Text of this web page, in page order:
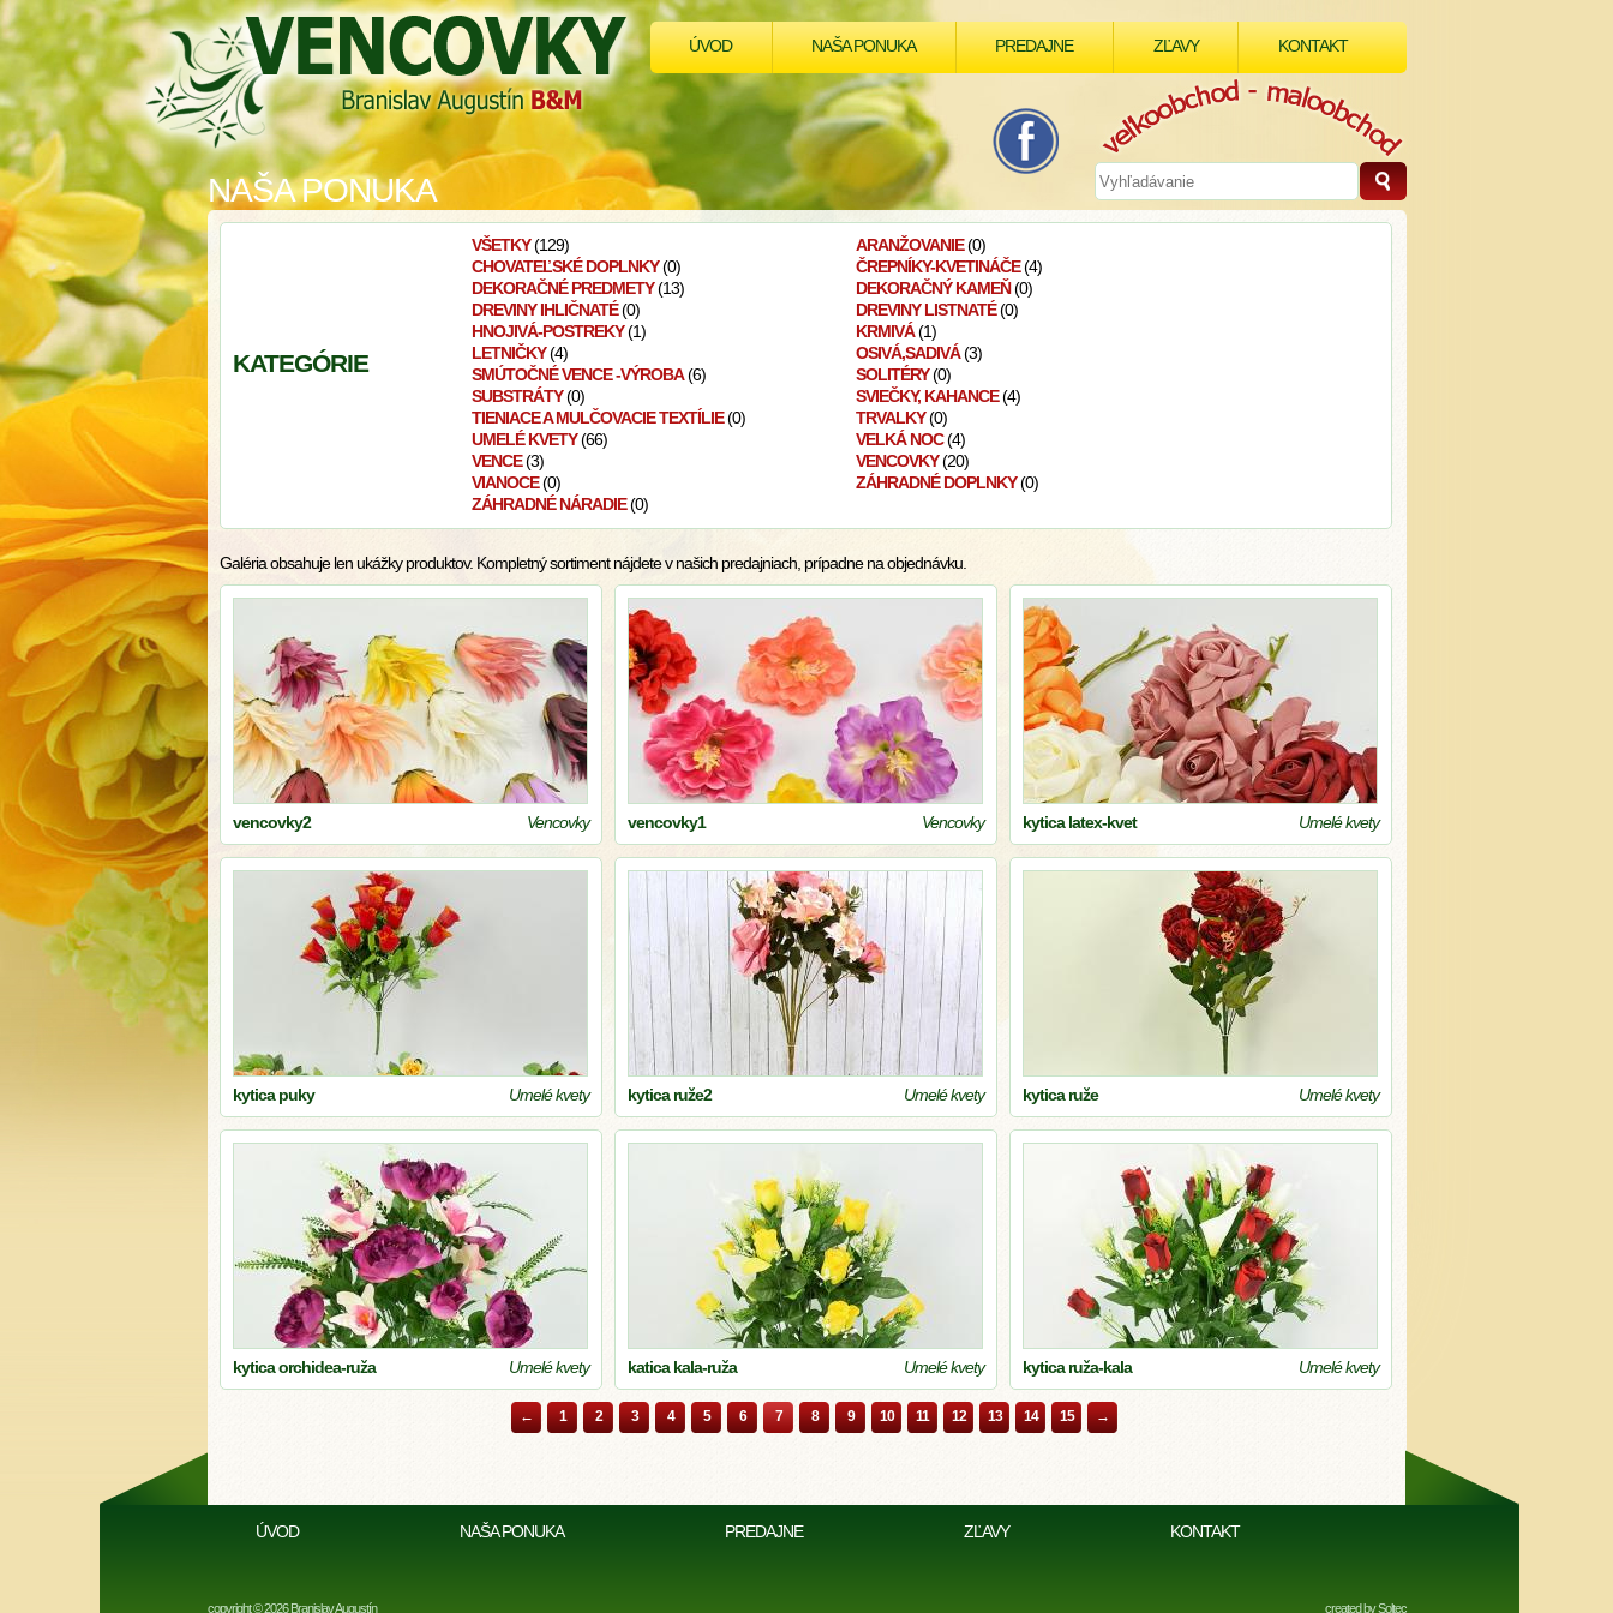
ÚVOD NAŠA PONUKA PREDAJNE ZĽAVY KONTAKT
NAŠA PONUKA
KATEGÓRIE
VŠETKY(129) ARANŽOVANIE(0)
CHOVATEĽSKÉ DOPLNKY(0) ČREPNÍKY-KVETINÁČE(4)
DEKORAČNÉ PREDMETY(13) DEKORAČNÝ KAMEŇ(0)
DREVINY IHLIČNATÉ(0) DREVINY LISTNATÉ(0)
HNOJIVÁ-POSTREKY(1) KRMIVÁ(1)
LETNIČKY(4) OSIVÁ,SADIVÁ(3)
SMÚTOČNÉ VENCE -VÝROBA(6) SOLITÉRY(0)
SUBSTRÁTY(0) SVIEČKY, KAHANCE(4)
TIENIACE A MULČOVACIE TEXTÍLIE(0) TRVALKY(0)
UMELÉ KVETY(66) VELKÁ NOC(4)
VENCE(3) VENCOVKY(20)
VIANOCE(0) ZÁHRADNÉ DOPLNKY(0)
ZÁHRADNÉ NÁRADIE(0)
Galéria obsahuje len ukážky produktov. Kompletný sortiment nájdete v našich predajniach, prípadne na objednávku.
vencovky2 Vencovky vencovky1 Vencovky kytica latex-kvet Umelé kvety
kytica puky Umelé kvety kytica ruže2 Umelé kvety kytica ruže Umelé kvety
kytica orchidea-ruža Umelé kvety katica kala-ruža Umelé kvety kytica ruža-kala Umelé kvety
← 1 2 3 4 5 6 7 8 9 10 11 12 13 14 15 →
ÚVOD NAŠA PONUKA PREDAJNE ZĽAVY KONTAKT
copyright © 2026 Branislav Augustín created bySoltec